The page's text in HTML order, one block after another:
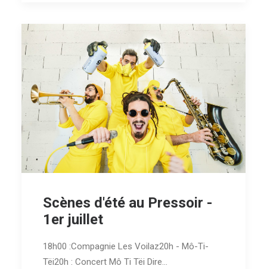
Scènes d'été au Pressoir -
1er juillet
18h00 :Compagnie Les Voilaz20h - Mô-Ti-
Tëi20h : Concert Mô Ti Tëi Dire…